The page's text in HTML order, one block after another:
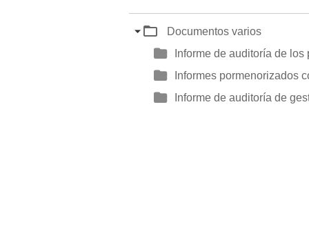
Documentos varios
Informe de auditoría de
Informes pormenorizados
Informe de auditoría de